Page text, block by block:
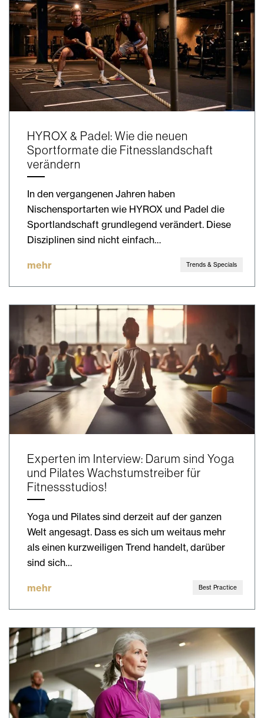
HYROX & Padel: Wie die neuen
Sportformate die Fitnesslandschaft
verändern
In den vergangenen Jahren haben
Nischensportarten wie HYROX und Padel die
Sportlandschaft grundlegend verändert. Diese
Disziplinen sind nicht einfach…
mehr Trends & Specials
Experten im Interview: Darum sind Yoga
und Pilates Wachstumstreiber für
Fitnessstudios!
Yoga und Pilates sind derzeit auf der ganzen
Welt angesagt. Dass es sich um weitaus mehr
als einen kurzweiligen Trend handelt, darüber
sind sich…
mehr Best Practice